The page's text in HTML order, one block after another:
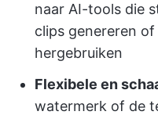
naar AI-tools die
clips genereren
hergebruiken
Flexibele en
watermerk of de